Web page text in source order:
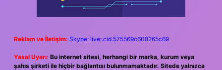
Reklam ve İletişim: Skype: live:.cid.575569c608265c69
Yasal Uyarı: Bu internet sitesi, herhangi bir marka, kurum veya
şahıs şirketi ile hiçbir bağlantısı bulunmamaktadır. Sitede yalnızca